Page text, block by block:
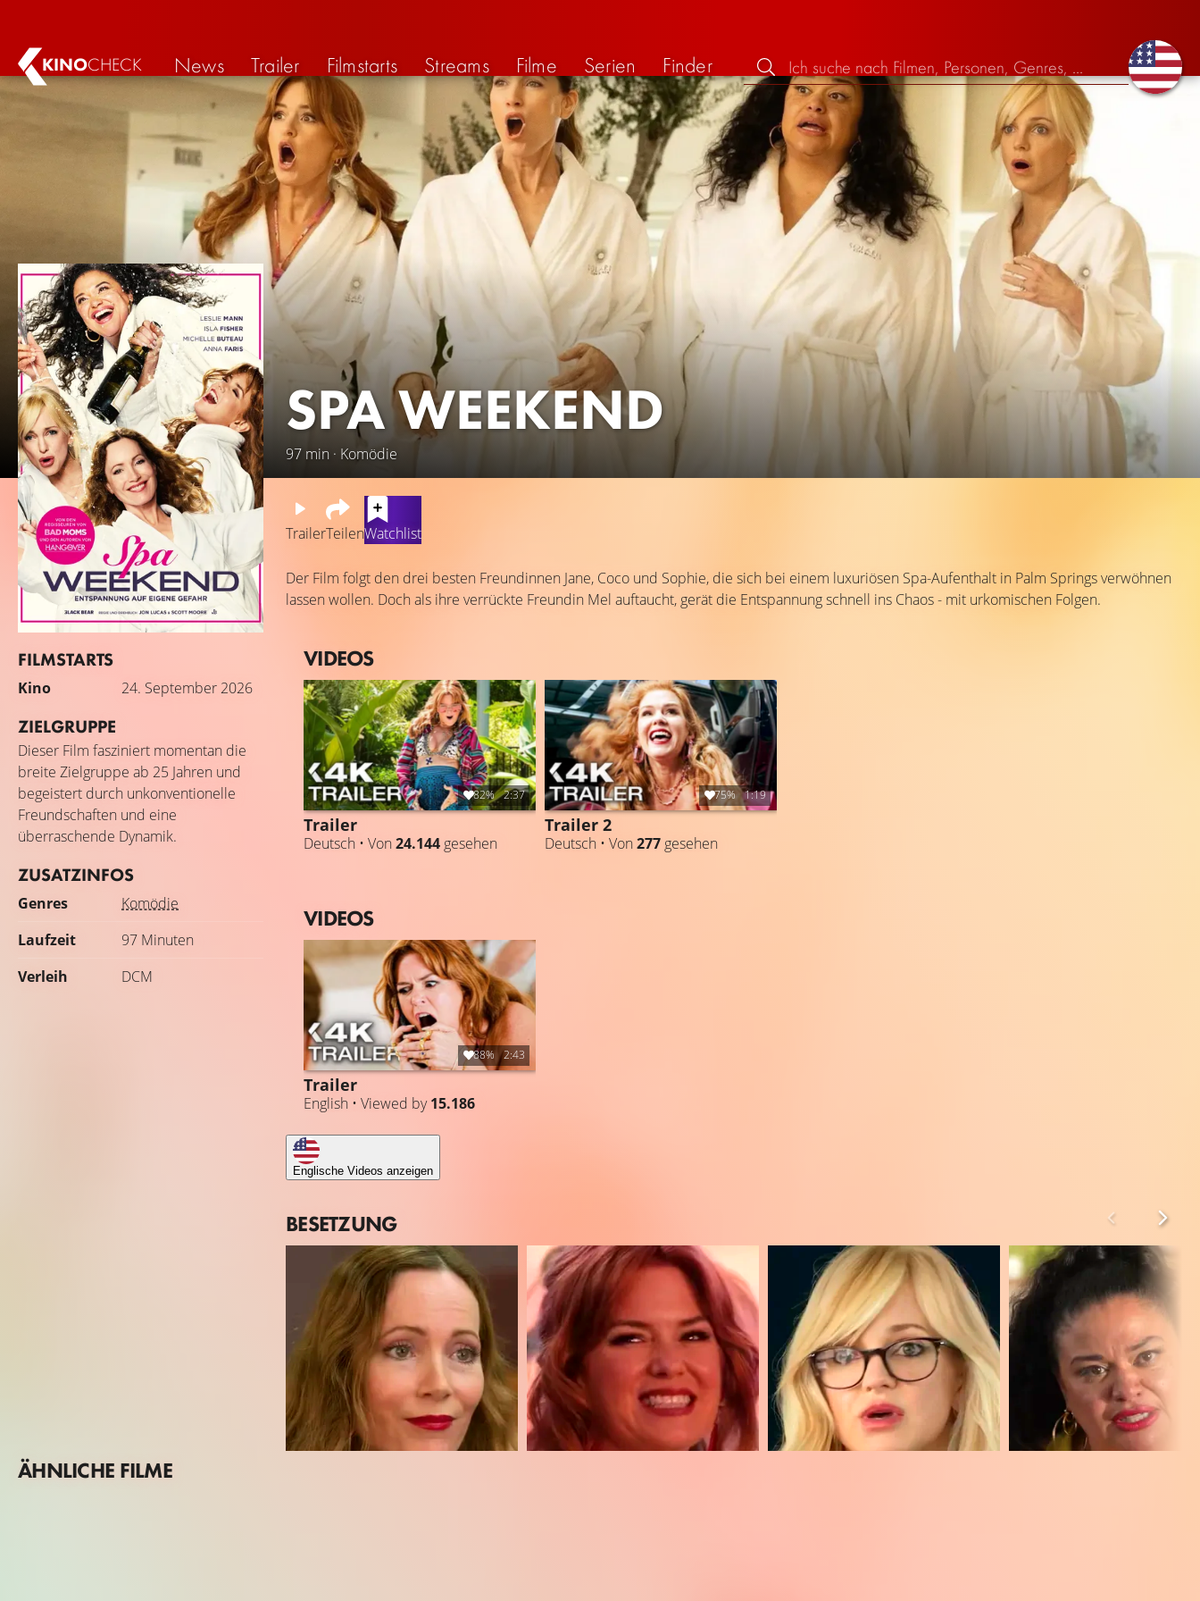
KINOCHECK News Trailer Filmstarts Streams Filme Serien Finder
SPA WEEKEND
97 min · Komödie
FILMSTARTS
Kino 24. September 2026
ZIELGRUPPE
Dieser Film fasziniert momentan die
breite Zielgruppe ab 25 Jahren und
begeistert durch unkonventionelle
Freundschaften und eine
überraschende Dynamik.
ZUSATZINFOS
Genres
Komödie
Laufzeit
97 Minuten
Verleih
DCM
TrailerTeilenWatchlist
Der Film folgt den drei besten Freundinnen Jane, Coco und Sophie, die sich bei einem luxuriösen Spa-Aufenthalt in Palm Springs verwöhnen
lassen wollen. Doch als ihre verrückte Freundin Mel auftaucht, gerät die Entspannung schnell ins Chaos - mit urkomischen Folgen.
VIDEOS
82% 2:37
Trailer
Deutsch • Von24.144 gesehen
75% 1:19
Trailer 2
Deutsch • Von277 gesehen
VIDEOS
88% 2:43
Trailer
English • Viewed by15.186
Englische Videos anzeigen
BESETZUNG
ÄHNLICHE FILME